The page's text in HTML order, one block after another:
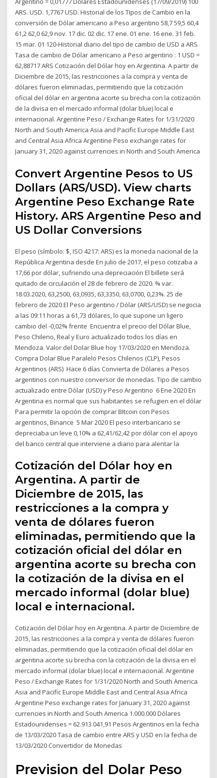
ARS. USD. 1,7767 USD. Historial de los Tipos de Cambio en la
conversión de Dólar americano a Peso argentino 58,7 59,5 60,4
61,2 62,0 62,9 nov. 17 dic. 02 dic. 17 ene. 01 ene. 16 ene. 31 feb.
15 mar. 01 120-Historial diario del tipo de cambio de USD a ARS
Tasa de cambio de Dólar americano a Peso argentino : 1 USD =
62,88717 ARS Cotización del Dólar hoy en Argentina. A partir de
Diciembre de 2015, las restricciones a la compra y venta de
dólares fueron eliminadas, permitiendo que la cotización
oficial del dólar en argentina acorte su brecha con la cotización
de la divisa en el mercado informal (dolar blue) local e
internacional. Argentine Peso / Exchange Rates for 1/31/2020
North and South America Asia and Pacific Europe Middle East
and Central Asia Africa Argentine Peso exchange rates for
January 31, 2020 against currencies in North and South America
Convert Argentine Pesos to US
Dollars (ARS/USD). View charts
Argentine Peso Exchange Rate
History. ARS Argentine Peso and
US Dollar Conversions
El peso (símbolo: $, ISO 4217: ARS) es la moneda nacional de la
República Argentina desde En julio de 2017, el peso cotizaba a
17,66 por dólar, sufriendo una depreciación El billete será
quitado de circulación el 28 de febrero de 2020. % var.
18.03.2020, 63,2500, 63,0935, 63,3350, 63,0700, 0,23%. 25 de
febrero de 2020 El Peso argentino / Dólar (ARS/USD) se negocia
a las 09:11 horas a 61,73 dólares, lo que supone un ligero
cambio del -0,02% frente Encuentra el precio del Dólar Blue,
Peso Chileno, Real y Euro actualizado todos los días en
Mendoza. Valor del Dolar Blue hoy 17/03/2020 en Mendoza.
Compra Dolar Blue Paralelo Pesos Chilenos (CLP), Pesos
Argentinos (ARS) Hace 6 días Convierta de Dólares a Pesos
argentinos con nuestro conversor de monedas. Tipo de cambio
actualizado entre Dólar (USD) y Peso Argentino 6 Ene 2020 En
Argentina es normal que sus habitantes se refugien en el dólar
Para permitir la opción de comprar BItcoin con Pesos
argentinos, Binance 5 Mar 2020 El peso interbancario se
depreciaba un leve 0,10% a 62,41/62,42 por dólar con el apoyo
del banco central que interviene a diario para alentar la
Cotización del Dólar hoy en
Argentina. A partir de
Diciembre de 2015, las
restricciones a la compra y
venta de dólares fueron
eliminadas, permitiendo que la
cotización oficial del dólar en
argentina acorte su brecha con
la cotización de la divisa en el
mercado informal (dolar blue)
local e internacional.
Cotización del Dólar hoy en Argentina. A partir de Diciembre de
2015, las restricciones a la compra y venta de dólares fueron
eliminadas, permitiendo que la cotización oficial del dólar en
argentina acorte su brecha con la cotización de la divisa en el
mercado informal (dolar blue) local e internacional. Argentine
Peso / Exchange Rates for 1/31/2020 North and South America
Asia and Pacific Europe Middle East and Central Asia Africa
Argentine Peso exchange rates for January 31, 2020 against
currencies in North and South America 1.000.000 Dólares
Estadounidenses = 62.913.041,91 Pesos Argentinos en la fecha
de 13/03/2020 Tasa de cambio entre ARS y USD en la fecha de
13/03/2020 Convertidor de Monedas
Prevision del Dolar Peso